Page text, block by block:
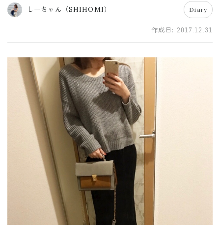
しーちゃん（SHIHOMI） Diary
作成日: 2017.12.31